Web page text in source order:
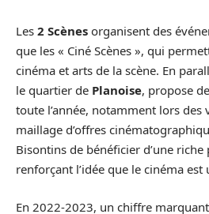
Les 2 Scènes organisent des
que les « Ciné Scènes », qui
cinéma et arts de la scène. En
le quartier de Planoise, propose
toute l’année, notamment lors des
maillage d’offres
Bisontins de bénéficier d’une
renforçant l’idée que le cinéma
En 2022-2023, un chiffre